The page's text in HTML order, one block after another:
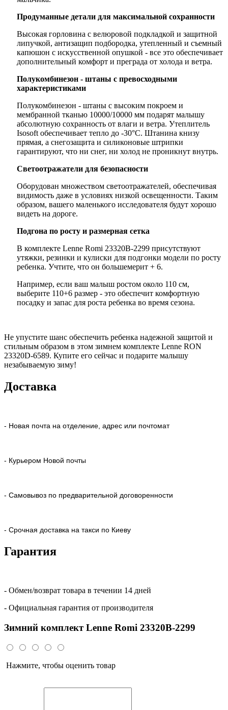
Продуманные детали для максимальной сохранности
Высокая горловина с велюровой подкладкой и защитной
липучкой, антизащип подбородка, утепленный и съемный
капюшон с искусственной опушкой - все это обеспечивает
дополнительный комфорт и преграда от холода и ветра.
Полукомбинезон - штаны с превосходными
характеристиками
Полукомбинезон - штаны с высоким покроем и
мембранной тканью 10000/10000 мм подарят малышу
абсолютную сохранность от влаги и ветра. Утеплитель
Isosoft обеспечивает тепло до -30°C. Штанина книзу
прямая, а снегозащита и силиконовые штрипки
гарантируют, что ни снег, ни холод не проникнут внутрь.
Светоотражатели для безопасности
Оборудован множеством светоотражателей, обеспечивая
видимость даже в условиях низкой освещенности. Таким
образом, вашего маленького исследователя будут хорошо
видеть на дороге.
Подгона по росту и размерная сетка
В комплекте Lenne Romi 23320B-2299 присутствуют
утяжки, резинки и кулиски для подгонки модели по росту
ребенка. Учтите, что он большемерит + 6.
Например, если ваш малыш ростом около 110 см,
выберите 110+6 размер - это обеспечит комфортную
посадку и запас для роста ребенка во время сезона.
Не упустите шанс обеспечить ребенка надежной защитой и
стильным образом в этом зимнем комплекте Lenne RON
23320D-6589. Купите его сейчас и подарите малышу
незабываемую зиму!
Доставка
- Новая почта на отделение, адрес или почтомат
- Курьером Новой почты
- Самовывоз по предварительной договоренности
- Срочная доставка на такси по Киеву
Гарантия
- Обмен/возврат товара в течении 14 дней
- Официальная гарантия от производителя
Зимний комплект Lenne Romi 23320B-2299
Нажмите, чтобы оценить товар